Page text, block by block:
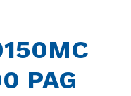
PAG